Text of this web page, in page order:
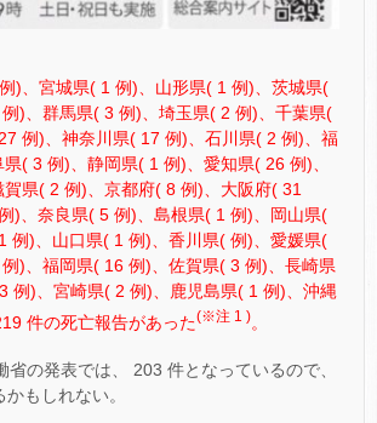
)、宮城県( 1 例)、山形県( 1 例)、茨城県(
)、群馬県( 3 例)、埼玉県( 2 例)、千葉県(
例)、神奈川県( 17 例)、石川県( 2 例)、福
( 3 例)、静岡県( 1 例)、愛知県( 26 例)、
県( 2 例)、京都府( 8 例)、大阪府( 31
)、奈良県( 5 例)、島根県( 1 例)、岡山県(
例)、山口県( 1 例)、香川県( 例)、愛媛県(
)、福岡県( 16 例)、佐賀県( 3 例)、長崎県
例)、宮崎県( 2 例)、鹿児島県( 1 例)、沖縄
件の死亡報告があった(※注 1 )。
省の発表では、 203 件となっているので、
もしれない。